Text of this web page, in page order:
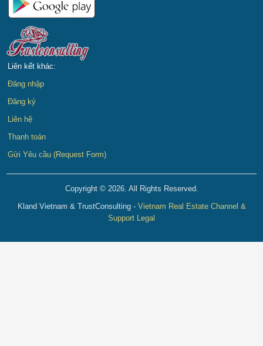
Liên kết khác:
Đăng nhập
Đăng ký
Liên hệ
Thanh toán
Gửi Yêu cầu (Request Form)
Copyright © 2026. All Rights Reserved.
Kland Vietnam & TrustConsulting - Vietnam Real Estate Channel &
Support Legal